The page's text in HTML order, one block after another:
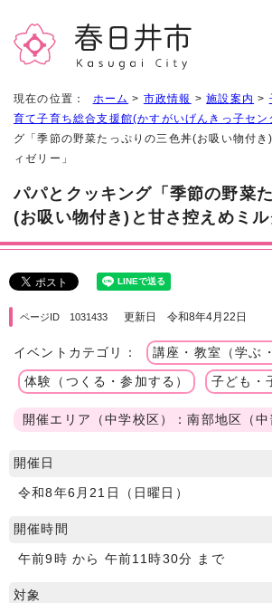
現在の位置： ホーム > 市政情報 >施設案内 >
育て子育ち総合支援館(かすがいげんきっ子セン
グ「季節の野菜たっぷりの三色丼(お吸い物付
ィゼリー」
パパとクッキング「季節の野菜
(お吸い物付き)と甘さ控えめミル
ページID 1031433 更新日 令和8年4月22日
イベントカテゴリ： 講座・教室（学ぶ
体験（つくる・参加する） 子ども・
開催エリア（中学校区）：南部地区（中
開催日
令和8年6月21日（日曜日）
開催時間
午前9時 から 午前11時30分 まで
対象